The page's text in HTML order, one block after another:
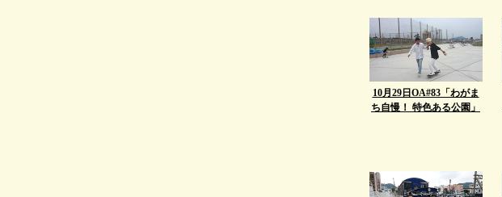
10月29日OA#83「わがま
ち自慢！ 特色ある公園」